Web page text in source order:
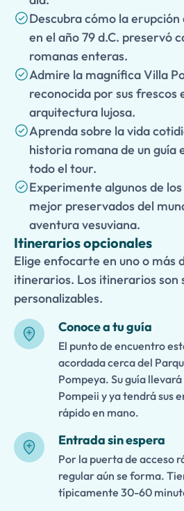
Descubra cómo la
en el año 79 d.C. preservó
romanas enteras.
Admire la magnífica Villa
reconocida por sus frescos
arquitectura lujosa.
Aprenda sobre la vida
historia romana de un guía
todo el tour.
Experimente algunos de
mejor preservados del
aventura vesuviana.
Itinerarios opcionales
Elige enfocarte en uno o más
itinerarios. Los itinerarios son
personalizables.
Conoce a tu guía
El punto de encuentro
acordada cerca del
Pompeya. Su guía
Pompeii y ya tendrá sus
rápido en mano.
Entrada sin espera
Por la puerta de acceso
regular aún se forma.
típicamente 30-60